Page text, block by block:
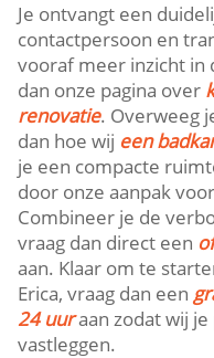
Je ontvangt een
contactpersoon en
vooraf meer inzicht in
dan onze pagina over
renovatie. Overweeg
dan hoe wij een
je een compacte
door onze aanpak voor
Combineer je de
vraag dan direct een
aan. Klaar om te
Erica, vraag dan een
24 uuraan zodat wij je
vastleggen.